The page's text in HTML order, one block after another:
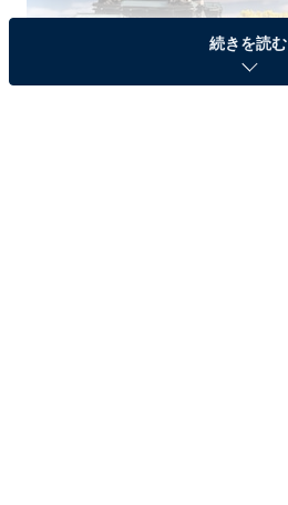
続きを読む